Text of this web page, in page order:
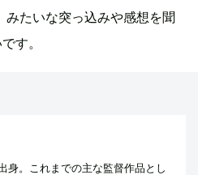
たいな突っ込みや感想を聞
す。
。これまでの主な監督作品とし